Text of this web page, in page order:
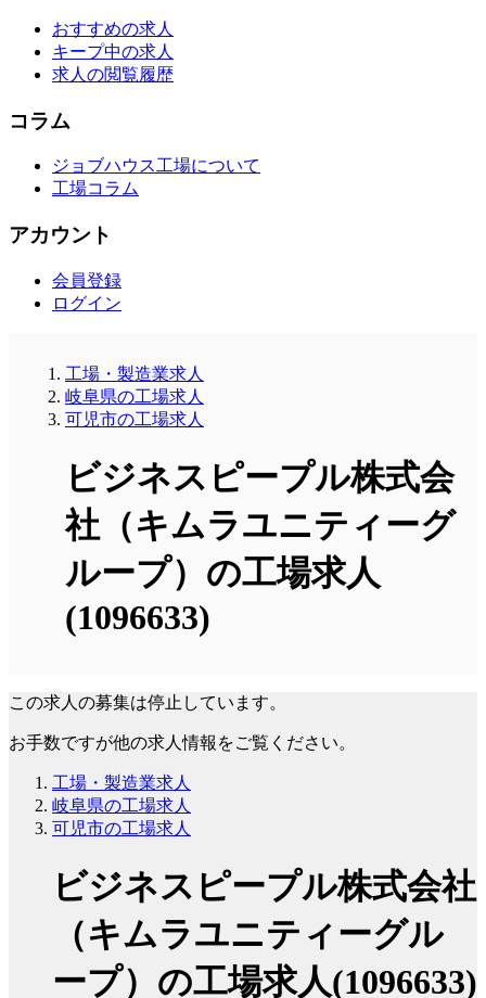
おすすめの求人
キープ中の求人
求人の閲覧履歴
コラム
ジョブハウス工場について
工場コラム
アカウント
会員登録
ログイン
工場・製造業求人
岐阜県の工場求人
可児市の工場求人
ビジネスピープル株式会
社（キムラユニティーグ
ループ）の工場求人
(1096633)
この求人の募集は停止しています。
お手数ですが他の求人情報をご覧ください。
工場・製造業求人
岐阜県の工場求人
可児市の工場求人
ビジネスピープル株式会社
（キムラユニティーグル
ープ）の工場求人(1096633)